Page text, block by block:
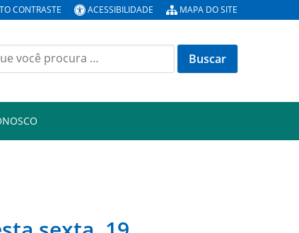
CONTRASTE ACESSIBILIDADE MAPA DO SITE